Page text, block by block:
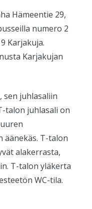
Hämeentie 29,
numero 2
Karjakuja.
Karjakujan
sen juhlasaliin
talon juhlasali on
äänekäs. T-talon
alakerrasta,
T-talon yläkerta
WC-tila.